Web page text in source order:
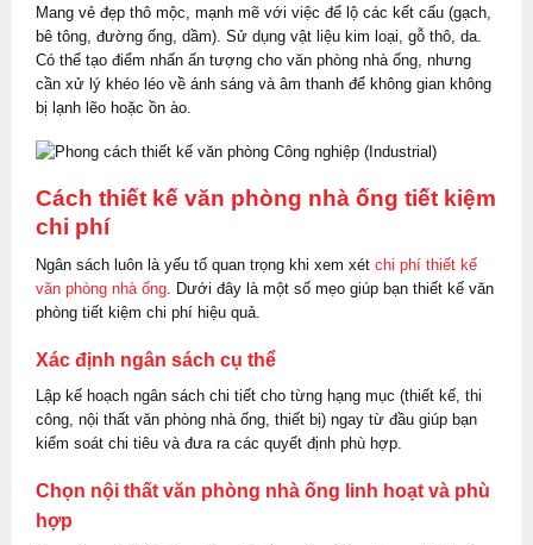
Mang vẻ đẹp thô mộc, mạnh mẽ với việc để lộ các kết cấu (gạch,
bê tông, đường ống, dầm). Sử dụng vật liệu kim loại, gỗ thô, da.
Có thể tạo điểm nhấn ấn tượng cho văn phòng nhà ống, nhưng
cần xử lý khéo léo về ánh sáng và âm thanh để không gian không
bị lạnh lẽo hoặc ồn ào.
Cách thiết kế văn phòng nhà ống tiết kiệm
chi phí
Ngân sách luôn là yếu tố quan trọng khi xem xét chi phí thiết kế
văn phòng nhà ống . Dưới đây là một số mẹo giúp bạn thiết kế văn
phòng tiết kiệm chi phí hiệu quả.
Xác định ngân sách cụ thể
Lập kế hoạch ngân sách chi tiết cho từng hạng mục (thiết kế, thi
công, nội thất văn phòng nhà ống, thiết bị) ngay từ đầu giúp bạn
kiểm soát chi tiêu và đưa ra các quyết định phù hợp.
Chọn nội thất văn phòng nhà ống linh hoạt và phù
hợp